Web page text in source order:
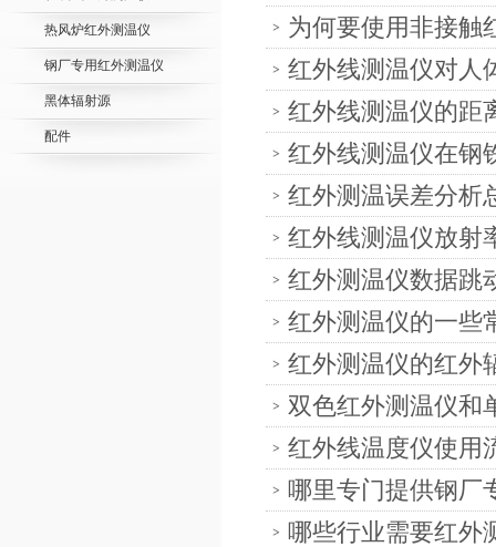
为何要使用非接触
红外线测温仪对人
红外线测温仪的距
红外线测温仪在钢
红外测温误差分析
红外线测温仪放射
红外测温仪数据跳
红外测温仪的一些
红外测温仪的红外
双色红外测温仪和
红外线温度仪使用
哪里专门提供钢厂
哪些行业需要红外
热风炉红外测温仪
钢厂专用红外测温仪
黑体辐射源
配件